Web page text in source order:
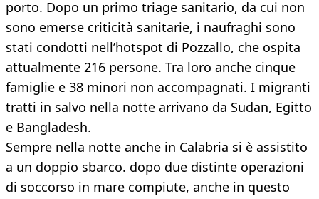
porto. Dopo un primo triage sanitario, da cui non
sono emerse criticità sanitarie, i naufraghi sono
stati condotti nell’hotspot di Pozzallo, che ospita
attualmente 216 persone. Tra loro anche cinque
famiglie e 38 minori non accompagnati. I migranti
tratti in salvo nella notte arrivano da Sudan, Egitto
e Bangladesh.
Sempre nella notte anche in Calabria si è assistito
a un doppio sbarco. dopo due distinte operazioni
di soccorso in mare compiute, anche in questo